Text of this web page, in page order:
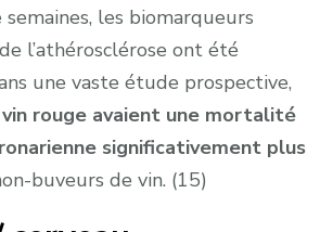
les biomarqueurs
l’athérosclérose ont été
une vaste étude prospective,
rouge avaient une mortalité
significativement plus
buveurs de vin. (15)